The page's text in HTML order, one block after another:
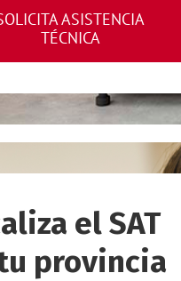
ASISTENCIA
TÉCNICA
el SAT
provincia